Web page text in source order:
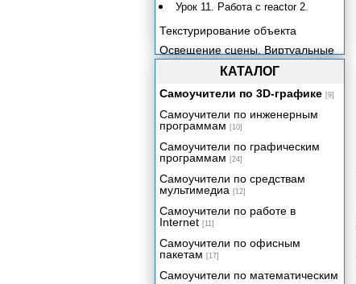
Урок 11. Работа с reactor 2.
Текстурирование объекта
Освещение сцены. Виртуальные
камеры.
Заключение
Приложение
КАТАЛОГ
Самоучители по 3D-графике [9]
Самоучители по инженерным
программам [10]
Самоучители по графическим
программам [24]
Самоучители по средствам
мультимедиа [12]
Самоучители по работе в
Internet [11]
Самоучители по офисным
пакетам [17]
Самоучители по математическим